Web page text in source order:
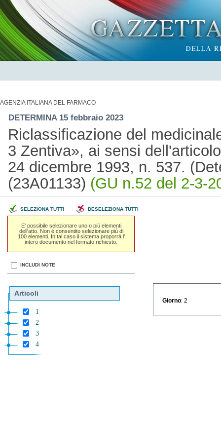
AGENZIA ITALIANA DEL FARMACO
DETERMINA 15 febbraio 2023
Riclassificazione del
3 Zentiva», ai sensi
24 dicembre 1993, n. 537.
(23A01133) (GU n.52 del 2-3-
SELEZIONA TUTTI DESELEZIONA TUTTI
E' possibile selezionare uno o piú elementi
dell'atto. Non é consentito selezionare piú di
100 elementi. In tal caso il sistema proporrá l'
intero documento nel formato richiesto.
INCLUDI NOTE
Articoli
1
2
3
4
Giorno : 2